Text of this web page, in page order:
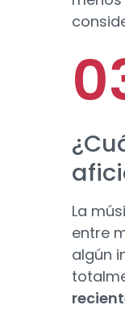
La
entre
algún